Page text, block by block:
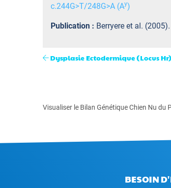
c.244G>T/248G>A (Ay)
Publication : Berryere et al.
Dysplasie Ectodermique (Locus Hr)
Visualiser le Bilan Génétique Chien Nu du
BESOIN